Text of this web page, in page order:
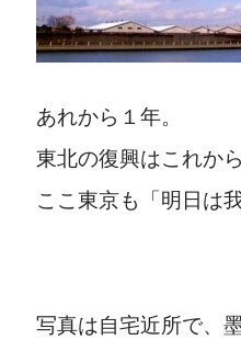
あれから１年。
東北の復興はこれか
ここ東京も「明日は
写真は自宅近所で、